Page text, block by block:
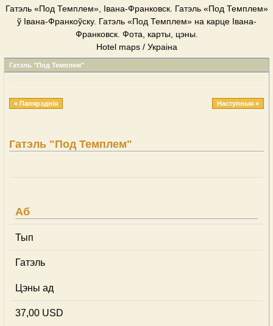
Гатэль «Под Темплем», Івана-Франковск. Гатэль «Под Темплем»
ў Івана-Франкоўску. Гатэль «Под Темплем» на карце Івана-
Франковск. Фота, карты, цэны.
Hotel maps / Украіна
Гатэль "Под Темплем"
« Папярэднія Наступныя »
Гатэль "Под Темплем"
Аб
Тып
Гатэль
Цэны ад
37,00 USD